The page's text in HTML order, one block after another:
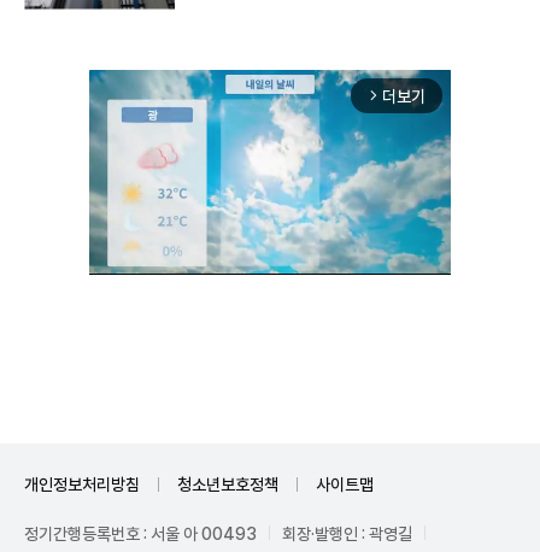
arrow_forward_ios 더보기
개인정보처리방침 청소년보호정책 사이트맵
정기간행등록번호 : 서울 아 00493
회장·발행인 : 곽영길